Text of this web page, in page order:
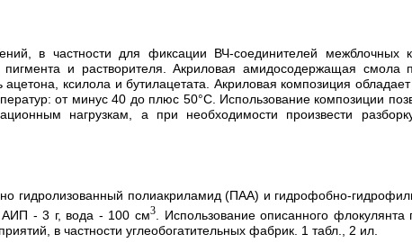
в частности для фиксации ВЧ-соединителей межблочных
и растворителя. Акриловая амидосодержащая смола
ксилола и бутилацетата. Акриловая композиция
от минус 40 до плюс 50°С. Использование композиции
нагрузкам, а при необходимости произвести
гидролизованный полиакриламид (ПАА) и гидрофобно-
- 3 г, вода - 100 см3
. Использование описанного флокулянта
в частности углеобогатительных фабрик. 1 табл., 2 ил.